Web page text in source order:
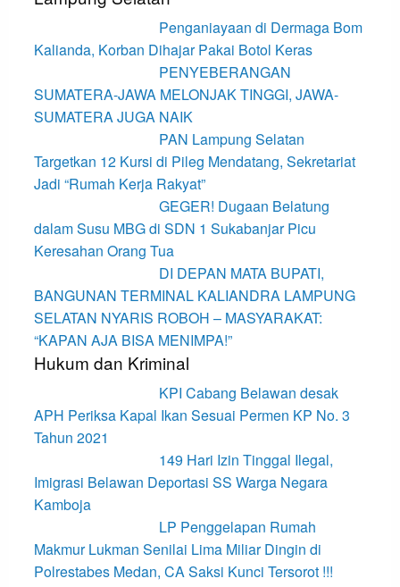
Penganiayaan di Dermaga Bom
Kalianda, Korban Dihajar Pakai Botol Keras
PENYEBERANGAN
SUMATERA-JAWA MELONJAK TINGGI, JAWA-
SUMATERA JUGA NAIK
PAN Lampung Selatan
Targetkan 12 Kursi di Pileg Mendatang, Sekretariat
Jadi “Rumah Kerja Rakyat”
GEGER! Dugaan Belatung
dalam Susu MBG di SDN 1 Sukabanjar Picu
Keresahan Orang Tua
DI DEPAN MATA BUPATI,
BANGUNAN TERMINAL KALIANDRA LAMPUNG
SELATAN NYARIS ROBOH – MASYARAKAT:
“KAPAN AJA BISA MENIMPA!”
Hukum dan Kriminal
KPI Cabang Belawan desak
APH Periksa Kapal Ikan Sesuai Permen KP No. 3
Tahun 2021
149 Hari Izin Tinggal Ilegal,
Imigrasi Belawan Deportasi SS Warga Negara
Kamboja
LP Penggelapan Rumah
Makmur Lukman Senilai Lima Miliar Dingin di
Polrestabes Medan, CA Saksi Kunci Tersorot !!!